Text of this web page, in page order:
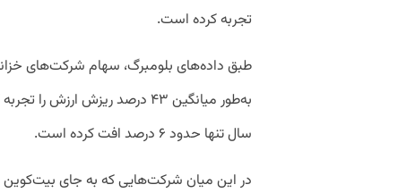
تجربه کرده است.
طبق داده‌های بلومبرگ، سهام شرکت‌های
به‌طور میانگین ۴۳ درصد ریزش
سال تنها حدود ۶ درصد افت کرده است.
در این میان شرکت‌هایی که به جای بیت‌کوین